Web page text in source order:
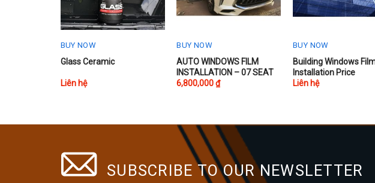
BUY NOW
Glass Ceramic
Liên hệ
BUY NOW
AUTO WINDOWS FILM
INSTALLATION – 07 SEAT
6,800,000₫
BUY NOW
Building Windows
Installation Price
Liên hệ
SUBSCRIBE TO OUR NEWSLETTER